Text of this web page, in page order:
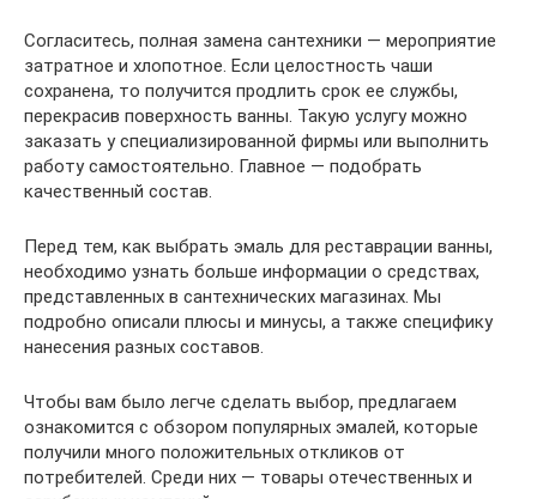
Согласитесь, полная замена сантехники — мероприятие
затратное и хлопотное. Если целостность чаши
сохранена, то получится продлить срок ее службы,
перекрасив поверхность ванны. Такую услугу можно
заказать у специализированной фирмы или выполнить
работу самостоятельно. Главное — подобрать
качественный состав.
Перед тем, как выбрать эмаль для реставрации ванны,
необходимо узнать больше информации о средствах,
представленных в сантехнических магазинах. Мы
подробно описали плюсы и минусы, а также специфику
нанесения разных составов.
Чтобы вам было легче сделать выбор, предлагаем
ознакомится с обзором популярных эмалей, которые
получили много положительных откликов от
потребителей. Среди них — товары отечественных и